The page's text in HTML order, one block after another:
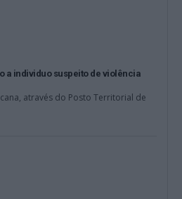
a individuo suspeito de violência
através do Posto Territorial de